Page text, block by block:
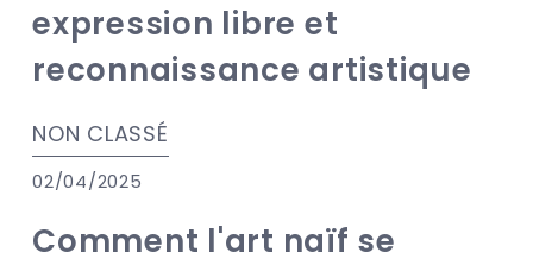
expression libre et
reconnaissance artistique
NON CLASSÉ
02/04/2025
Comment l'art naïf se